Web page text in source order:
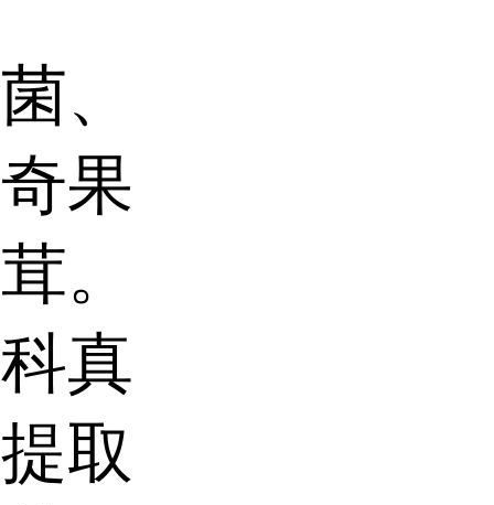
、
果
。
真
取